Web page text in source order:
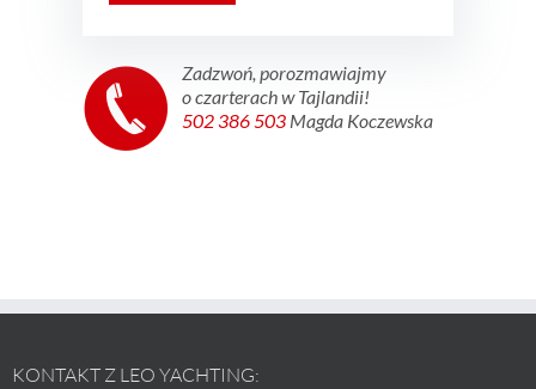
Zadzwoń, porozmawiajmy
o czarterach w Tajlandii!
502 386 503 Magda Koczewska
KONTAKT Z LEO YACHTING: